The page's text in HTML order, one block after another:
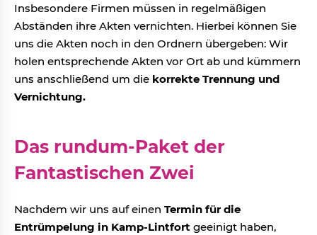
Insbesondere Firmen müssen in regelmäßigen
Abständen ihre Akten vernichten. Hierbei können Sie
uns die Akten noch in den Ordnern übergeben: Wir
holen entsprechende Akten vor Ort ab und kümmern
uns anschließend um die korrekte Trennung und
Vernichtung.
Das rundum-Paket der
Fantastischen Zwei
Nachdem wir uns auf einen Termin für die
Entrümpelung in Kamp-Lintfort geeinigt haben,